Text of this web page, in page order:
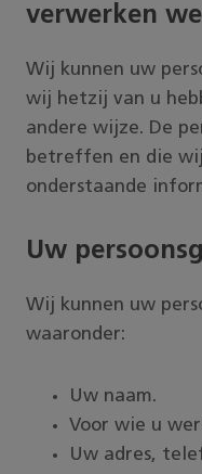
verwerken
Wij kunnen uw
wij hetzij van u
andere wijze. De
betreffen en die
onderstaande
Uw
Wij kunnen uw
waaronder:
Uw naam.
Voor wie u
Uw adres,